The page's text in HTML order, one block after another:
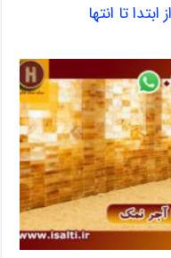
تا انتها